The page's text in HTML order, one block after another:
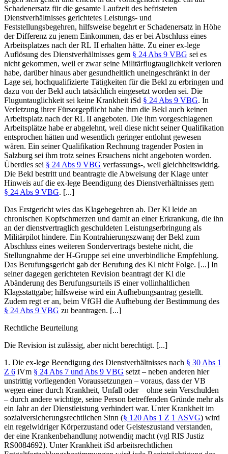
Schadenersatz für die gesamte Laufzeit des befristeten
Dienstverhältnisses gerichtetes Leistungs- und
Feststellungsbegehren, hilfsweise begehrt er Schadenersatz in Höhe
der Differenz zu jenem Einkommen, das er bei Abschluss eines
Arbeitsplatzes nach der RL II erhalten hätte. Zu einer ex-lege
Auflösung des Dienstverhältnisses gem § 24 Abs 9 VBG sei es
nicht gekommen, weil er zwar seine Militärflugtauglichkeit verloren
habe, darüber hinaus aber gesundheitlich uneingeschränkt in der
Lage sei, hochqualifizierte Tätigkeiten für die Bekl zu erbringen und
dazu von der Bekl auch tatsächlich eingesetzt worden sei. Die
Fluguntauglichkeit sei keine Krankheit iSd § 24 Abs 9 VBG. In
Verletzung ihrer Fürsorgepflicht habe ihm die Bekl auch keinen
Arbeitsplatz nach der RL II angeboten. Die ihm vorgeschlagenen
Arbeitsplätze habe er abgelehnt, weil diese nicht seiner Qualifikation
entsprochen hätten und wesentlich geringer entlohnt gewesen
wären. Ein seiner Qualifikation Rechnung tragender Posten in
Salzburg sei ihm trotz seines Ersuchens nicht angeboten worden.
Überdies sei § 24 Abs 9 VBG verfassungs-, weil gleichheitswidrig.
Die Bekl bestritt und beantragte die Abweisung der Klage unter
Hinweis auf die ex-lege Beendigung des Dienstverhältnisses gem
§ 24 Abs 9 VBG. [...]
Das Erstgericht wies das Klagebegehren ab. Der Kl leide an
chronischen Kopfschmerzen und damit an einer Erkrankung, die ihn
an der dienstvertraglich geschuldeten Leistungserbringung als
Militärpilot hindere. Ein Kontrahierungszwang der Bekl zum
Abschluss eines weiteren Sondervertrags bestehe nicht, die
Stellungnahme der H-Gruppe sei eine unverbindliche Empfehlung.
Das Berufungsgericht gab der Berufung des Kl nicht Folge. [...] In
seiner dagegen gerichteten Revision beantragt der Kl die
Abänderung des Berufungsurteils iS einer vollinhaltlichen
Klagsstattgabe; hilfsweise wird ein Aufhebungsantrag gestellt.
Zudem regt er an, beim VfGH die Aufhebung der Bestimmung des
§ 24 Abs 9 VBG zu beantragen. [...]
Rechtliche Beurteilung
Die Revision ist zulässig, aber nicht berechtigt. [...]
1. Die ex-lege Beendigung des Dienstverhältnisses nach § 30 Abs 1
Z 6 iVm § 24 Abs 7 und Abs 9 VBG setzt – neben anderen hier
unstrittig vorliegenden Voraussetzungen – voraus, dass der VB
wegen einer durch Krankheit, Unfall oder – ohne sein Verschulden
– durch andere wichtige, seine Person betreffenden Gründe mehr als
ein Jahr an der Dienstleistung verhindert war. Unter Krankheit im
sozialversicherungsrechtlichen Sinn (§ 120 Abs 1 Z 1 ASVG) wird
ein regelwidriger Körperzustand oder Geisteszustand verstanden,
der eine Krankenbehandlung notwendig macht (vgl RIS Justiz
RS0084692). Unter Krankheit iSd arbeitsrechtlichen